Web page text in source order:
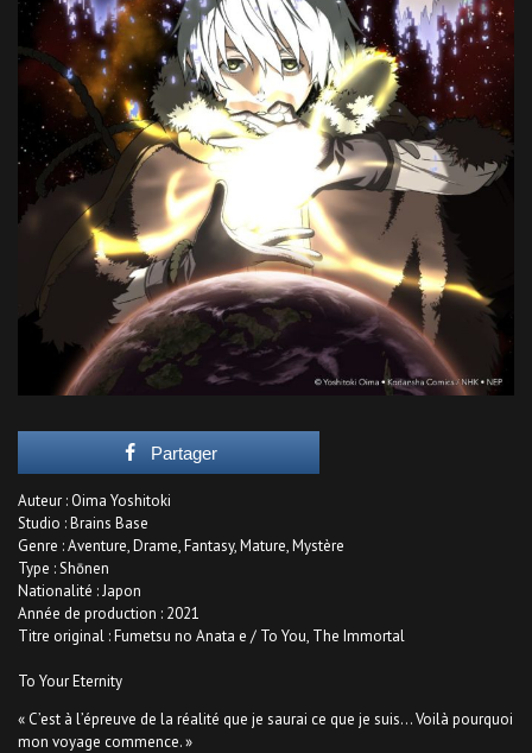
Partager
Auteur : Oima Yoshitoki
Studio : Brains Base
Genre : Aventure, Drame, Fantasy, Mature, Mystère
Type : Shōnen
Nationalité : Japon
Année de production : 2021
Titre original : Fumetsu no Anata e / To You, The Immortal
To Your Eternity
« C’est à l’épreuve de la réalité que je saurai ce que je suis… Voilà pourquoi
mon voyage commence. »